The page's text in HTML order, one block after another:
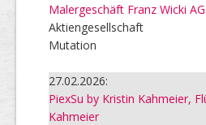
Malergeschäft Franz Wicki
Aktiengesellschaft
Mutation
27.02.2026:
PiexSu by Kristin Kahmeier,
Kahmeier